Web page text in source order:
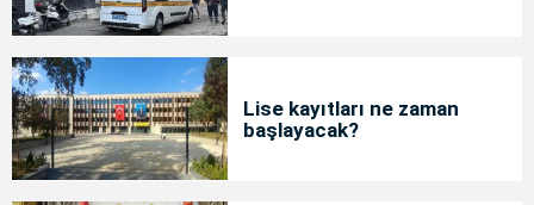
Lise kayıtları ne zaman
başlayacak?